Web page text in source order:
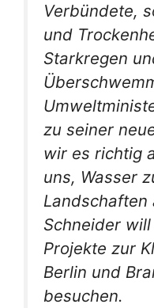
Verbündete,
und
Starkregen
zu seiner
wir es richtig
uns, Wasser
Landschaften
Schneider
Projekte zur
Berlin und
besuchen.